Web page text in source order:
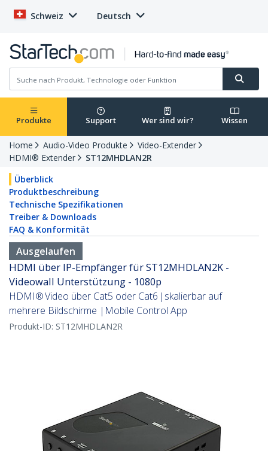
Schweiz Deutsch
Produkte Support Wer sind wir? Wissen
Home Audio-Video Produkte
Video-Extender
HDMI® Extender
ST12MHDLAN2R
Überblick
Produktbeschreibung
Technische Spezifikationen
Treiber & Downloads
FAQ & Konformität
Ausgelaufen
HDMI über IP-Empfänger für ST12MHDLAN2K -
Videowall Unterstützung - 1080p
HDMI® Video über Cat5 oder Cat6 |skalierbar auf
mehrere Bildschirme |Mobile Control App
Produkt-ID: ST12MHDLAN2R